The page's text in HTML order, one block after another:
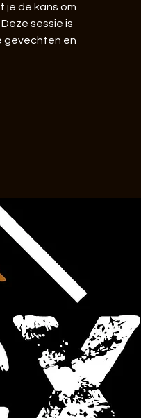
je de kans om
sessie is
gevechten en